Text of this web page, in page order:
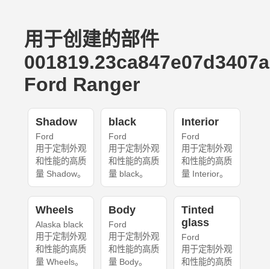
用于创建的部件
Ford Ranger
Shadow
Ford
用于定制外观
和性能的高质
量 Shadow。
black
Ford
用于定制外观
和性能的高质
量 black。
Interior
Ford
用于定制外观
和性能的高质
量 Interior。
Wheels
Alaska black
用于定制外观
和性能的高质
量 Wheels。
Body
Ford
用于定制外观
和性能的高质
量 Body。
Tinted
glass
Ford
用于定制外观
和性能的高质